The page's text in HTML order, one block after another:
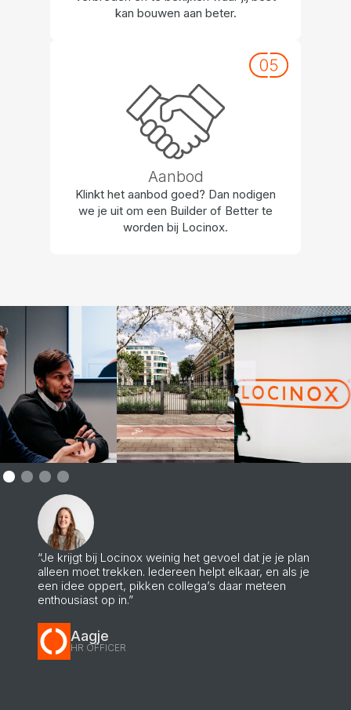
kan bouwen aan beter.
Aanbod
Klinkt het aanbod goed? Dan nodigen
we je uit om een Builder of Better te
worden bij Locinox.
“Je krijgt bij Locinox weinig het gevoel dat je je plan
alleen moet trekken. Iedereen helpt elkaar, en als je
een idee oppert, pikken collega’s daar meteen
enthousiast op in.”
Aagje
HR OFFICER